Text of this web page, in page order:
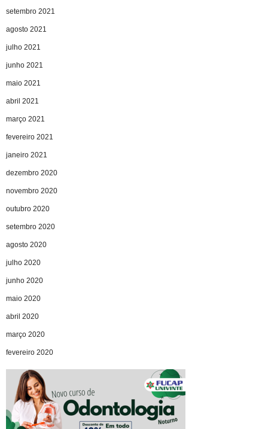
setembro 2021
agosto 2021
julho 2021
junho 2021
maio 2021
abril 2021
março 2021
fevereiro 2021
janeiro 2021
dezembro 2020
novembro 2020
outubro 2020
setembro 2020
agosto 2020
julho 2020
junho 2020
maio 2020
abril 2020
março 2020
fevereiro 2020